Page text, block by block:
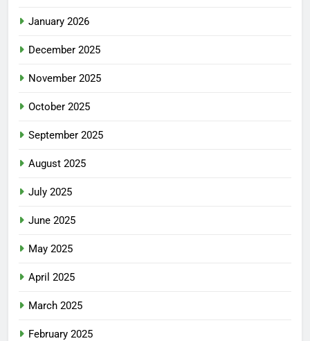
January 2026
December 2025
November 2025
October 2025
September 2025
August 2025
July 2025
June 2025
May 2025
April 2025
March 2025
February 2025